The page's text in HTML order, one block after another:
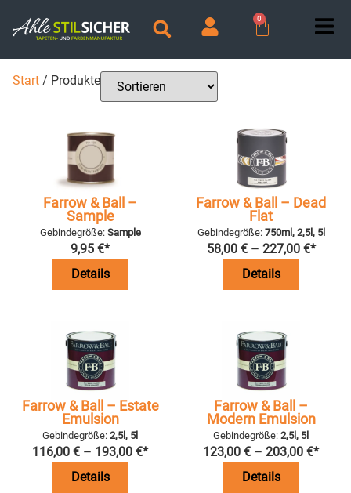
0
Start / Produkte
Farrow & Ball –
Sample
Gebindegröße: Sample
9,95 €*
Details
Farrow & Ball – Dead
Flat
Gebindegröße: 750ml, 2,5l, 5l
58,00 €– 227,00 €*
Details
Farrow & Ball – Estate
Emulsion
Gebindegröße: 2,5l, 5l
116,00 € – 193,00 €*
Details
Farrow & Ball –
Modern Emulsion
Gebindegröße: 2,5l, 5l
123,00 € – 203,00 €*
Details